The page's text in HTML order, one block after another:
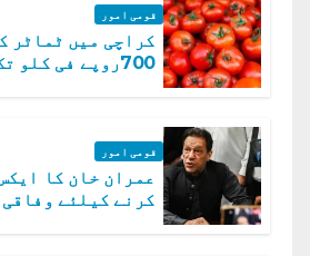
قومی امور
کراچی میں ٹماٹر
700روپے فی کلو تک پہنچ گئی
قومی امور
عمران خان کا
کرنے کیلئے